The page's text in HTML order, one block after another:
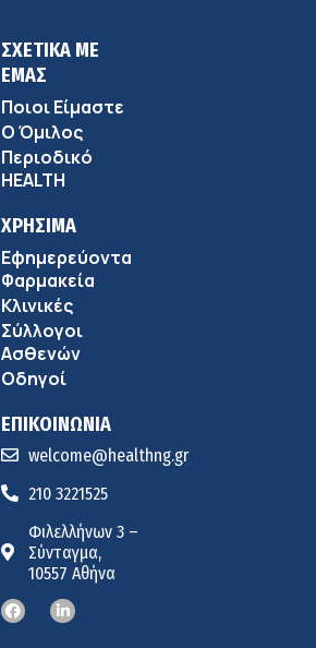
ΣΧΕΤΙΚΑ ΜΕ
ΕΜΑΣ
Ποιοι Είμαστε
Ο Όμιλος
Περιοδικό
HEALTH
ΧΡΗΣΙΜΑ
Εφημερεύοντα
Φαρμακεία
Κλινικές
Σύλλογοι
Ασθενών
Οδηγοί
ΕΠΙΚΟΙΝΩΝΙΑ
welcome@healthng.gr
210 3221525
Φιλελλήνων 3 –
Σύνταγμα,
10557 Αθήνα